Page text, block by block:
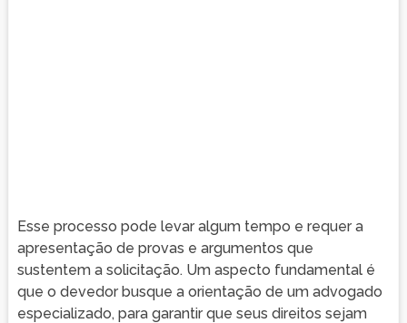
Esse processo pode levar algum tempo e requer a
apresentação de provas e argumentos que
sustentem a solicitação. Um aspecto fundamental é
que o devedor busque a orientação de um advogado
especializado, para garantir que seus direitos sejam